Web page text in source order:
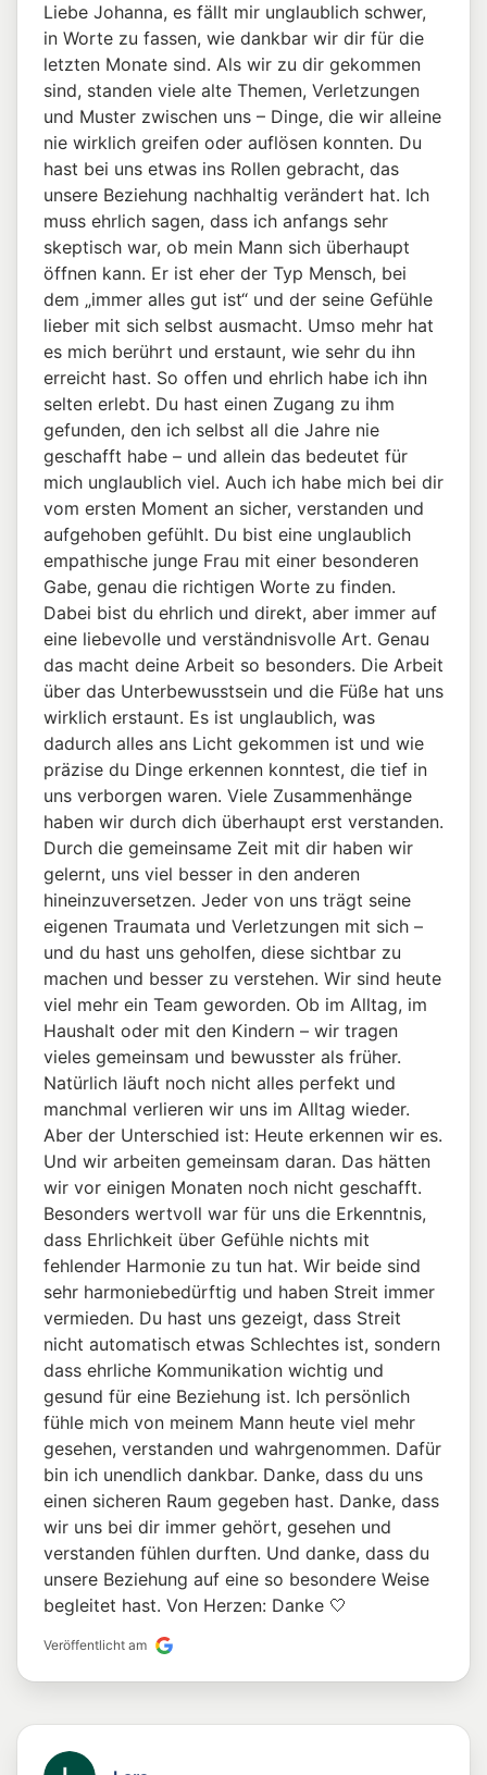
Liebe Johanna, es fällt mir unglaublich schwer,
in Worte zu fassen, wie dankbar wir dir für die
letzten Monate sind. Als wir zu dir gekommen
sind, standen viele alte Themen, Verletzungen
und Muster zwischen uns – Dinge, die wir alleine
nie wirklich greifen oder auflösen konnten. Du
hast bei uns etwas ins Rollen gebracht, das
unsere Beziehung nachhaltig verändert hat. Ich
muss ehrlich sagen, dass ich anfangs sehr
skeptisch war, ob mein Mann sich überhaupt
öffnen kann. Er ist eher der Typ Mensch, bei
dem „immer alles gut ist“ und der seine Gefühle
lieber mit sich selbst ausmacht. Umso mehr hat
es mich berührt und erstaunt, wie sehr du ihn
erreicht hast. So offen und ehrlich habe ich ihn
selten erlebt. Du hast einen Zugang zu ihm
gefunden, den ich selbst all die Jahre nie
geschafft habe – und allein das bedeutet für
mich unglaublich viel. Auch ich habe mich bei dir
vom ersten Moment an sicher, verstanden und
aufgehoben gefühlt. Du bist eine unglaublich
empathische junge Frau mit einer besonderen
Gabe, genau die richtigen Worte zu finden.
Dabei bist du ehrlich und direkt, aber immer auf
eine liebevolle und verständnisvolle Art. Genau
das macht deine Arbeit so besonders. Die Arbeit
über das Unterbewusstsein und die Füße hat uns
wirklich erstaunt. Es ist unglaublich, was
dadurch alles ans Licht gekommen ist und wie
präzise du Dinge erkennen konntest, die tief in
uns verborgen waren. Viele Zusammenhänge
haben wir durch dich überhaupt erst verstanden.
Durch die gemeinsame Zeit mit dir haben wir
gelernt, uns viel besser in den anderen
hineinzuversetzen. Jeder von uns trägt seine
eigenen Traumata und Verletzungen mit sich –
und du hast uns geholfen, diese sichtbar zu
machen und besser zu verstehen. Wir sind heute
viel mehr ein Team geworden. Ob im Alltag, im
Haushalt oder mit den Kindern – wir tragen
vieles gemeinsam und bewusster als früher.
Natürlich läuft noch nicht alles perfekt und
manchmal verlieren wir uns im Alltag wieder.
Aber der Unterschied ist: Heute erkennen wir es.
Und wir arbeiten gemeinsam daran. Das hätten
wir vor einigen Monaten noch nicht geschafft.
Besonders wertvoll war für uns die Erkenntnis,
dass Ehrlichkeit über Gefühle nichts mit
fehlender Harmonie zu tun hat. Wir beide sind
sehr harmoniebedürftig und haben Streit immer
vermieden. Du hast uns gezeigt, dass Streit
nicht automatisch etwas Schlechtes ist, sondern
dass ehrliche Kommunikation wichtig und
gesund für eine Beziehung ist. Ich persönlich
fühle mich von meinem Mann heute viel mehr
gesehen, verstanden und wahrgenommen. Dafür
bin ich unendlich dankbar. Danke, dass du uns
einen sicheren Raum gegeben hast. Danke, dass
wir uns bei dir immer gehört, gesehen und
verstanden fühlen durften. Und danke, dass du
unsere Beziehung auf eine so besondere Weise
begleitet hast. Von Herzen: Danke 🤍
Veröffentlicht am